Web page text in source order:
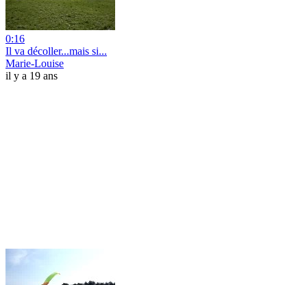
0:16
Il va décoller...mais si...
Marie-Louise
il y a 19 ans